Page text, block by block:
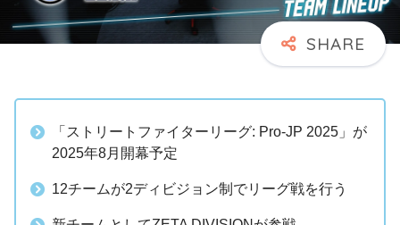
「ストリートファイターリーグ: Pro-JP 2025」が
2025年8月開幕予定
12チームが2ディビジョン制でリーグ戦を行う